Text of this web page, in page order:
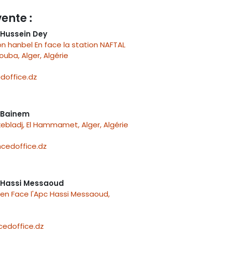
:
Dey
hanbel En face la station NAFTAL
Alger, Algérie
El Hammamet, Alger, Algérie
Messaoud
Face l'Apc Hassi Messaoud,